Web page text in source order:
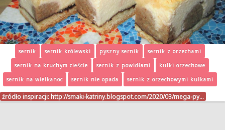
sernik sernik królewski pyszny sernik
sernik z orzechami
sernik na kruchym cieście
sernik z powidłami
kulki orzechowe
sernik na wielkanoc
sernik nie opada sernik z orzechowymi kulkami
źródło inspiracji: http://smaki-katriny.blogspot.com/2020/03/mega-py…